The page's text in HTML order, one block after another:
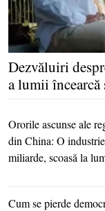
Dezvăluiri
a lumii încearcă
Ororile ascunse ale
din China: O
miliarde, scoasă la
Cum se pierde